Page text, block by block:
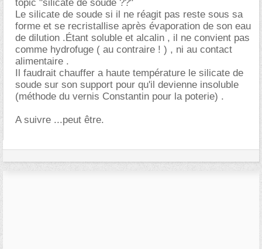
topic "silicate de soude ??"
Le silicate de soude si il ne réagit pas reste sous sa
forme et se recristallise après évaporation de son eau
de dilution .Étant soluble et alcalin , il ne convient pas
comme hydrofuge ( au contraire ! ) , ni au contact
alimentaire .
Il faudrait chauffer a haute température le silicate de
soude sur son support pour qu'il devienne insoluble
(méthode du vernis Constantin pour la poterie) .
A suivre ...peut être.